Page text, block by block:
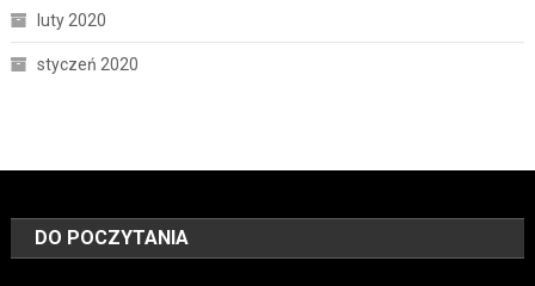
luty 2020
styczeń 2020
DO POCZYTANIA